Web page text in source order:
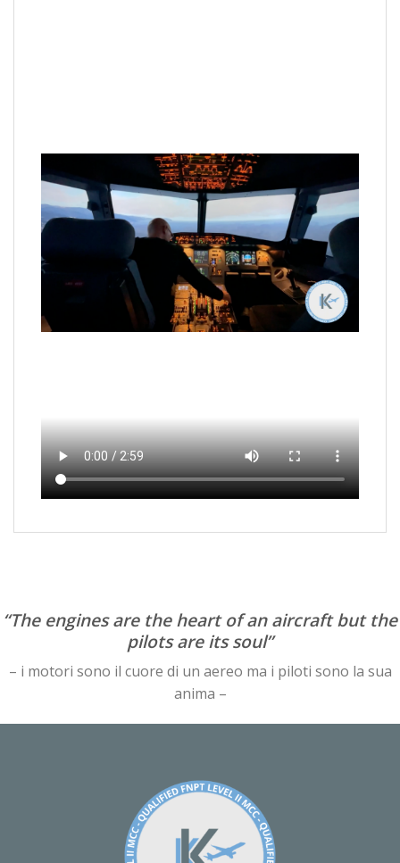
“The engines are the heart of an aircraft but the
pilots are its soul”
– i motori sono il cuore di un aereo ma i piloti sono la sua
anima –